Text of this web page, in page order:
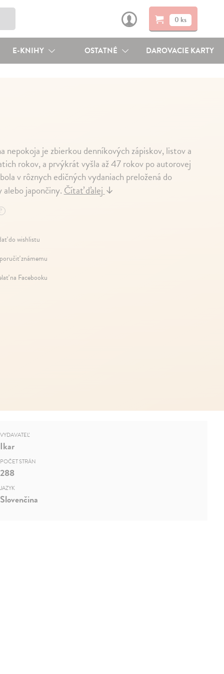
0 ks
E-KNIHY OSTATNÉ DAROVACIE KARTY
nepokoja je zbierkou denníkových zápiskov, listov a
rokov, a prvýkrát vyšla až 47 rokov po autorovej
v rôznych edičných vydaniach preložená do
alebo japončiny.Čítať ďalej↓
?
do wishlistu
známemu
na Facebooku
VYDAVATEĽ
Ikar
POČET STRÁN
288
JAZYK
Slovenčina